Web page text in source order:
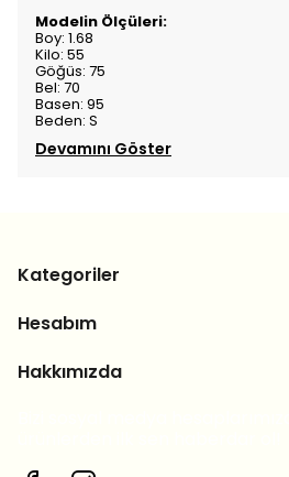
Modelin Ölçüleri:
Boy: 1.68
Kilo: 55
Göğüs: 75
Bel: 70
Basen: 95
Beden: S
Devamını Göster
Kategoriler
Hesabım
Hakkımızda